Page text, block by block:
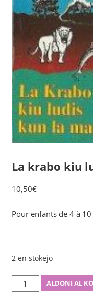
La krabo kiu
10,50€
Pour enfants de 4 à 10
2 en stokejo
krabo
ALDONI AL